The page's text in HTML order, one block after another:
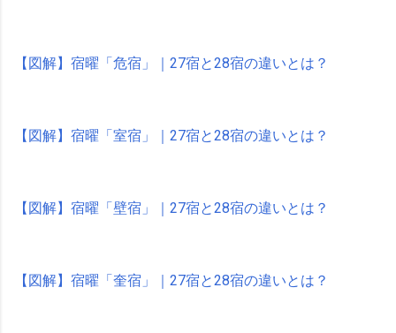
【図解】宿曜「危宿」｜27宿と28宿の違いとは？
【図解】宿曜「室宿」｜27宿と28宿の違いとは？
【図解】宿曜「壁宿」｜27宿と28宿の違いとは？
【図解】宿曜「奎宿」｜27宿と28宿の違いとは？